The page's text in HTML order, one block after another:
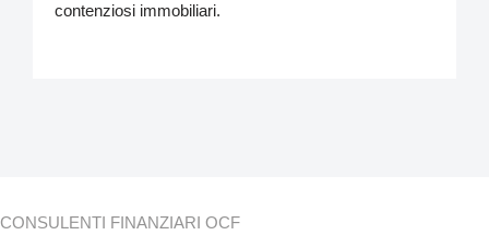
contenziosi immobiliari.
CONSULENTI FINANZIARI OCF